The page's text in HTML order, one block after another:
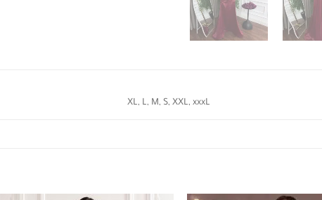
XL, L, M, S, XXL, xxxL